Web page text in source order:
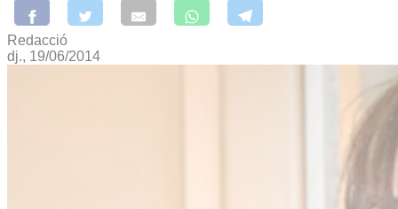
Redacció
dj., 19/06/2014